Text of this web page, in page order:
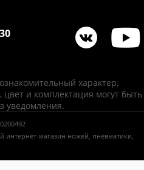
характер,
и комплектация могут быть
уведомления.
интернет-магазин ножей, пневматики,